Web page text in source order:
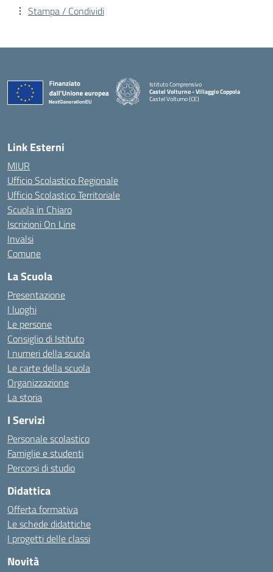
Stampa / Condividi
Istituto Comprensivo
Castel Volturno - Villaggio Coppola
Castel Volturno (CE)
Link Esterni
MIUR
Ufficio Scolastico Regionale
Ufficio Scolastico Territoriale
Scuola in Chiaro
Iscrizioni On Line
Invalsi
Comune
La Scuola
Presentazione
I luoghi
Le persone
Consiglio di Istituto
I numeri della scuola
Le carte della scuola
Organizzazione
La storia
I Servizi
Personale scolastico
Famiglie e studenti
Percorsi di studio
Didattica
Offerta formativa
Le schede didattiche
I progetti delle classi
Novità